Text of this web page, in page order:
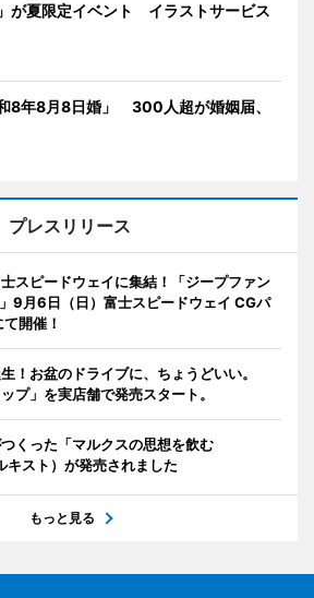
が夏限定イベント イラストサービス
8年8月8日婚」 300人超が婚姻届、
プレスリリース
スピードウェイに集結！「ジープファン
9月6日（日）富士スピードウェイ CGパ
開催！
！お盆のドライブに、ちょうどいい。
プ」を実店舗で発売スタート。
くった「マルクスの思想を飲む
キスト）が発売されました
もっと見る